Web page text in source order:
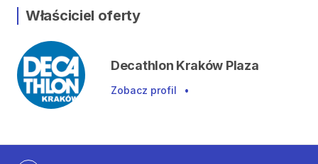
Właściciel oferty
Decathlon Kraków Plaza
Zobacz profil •